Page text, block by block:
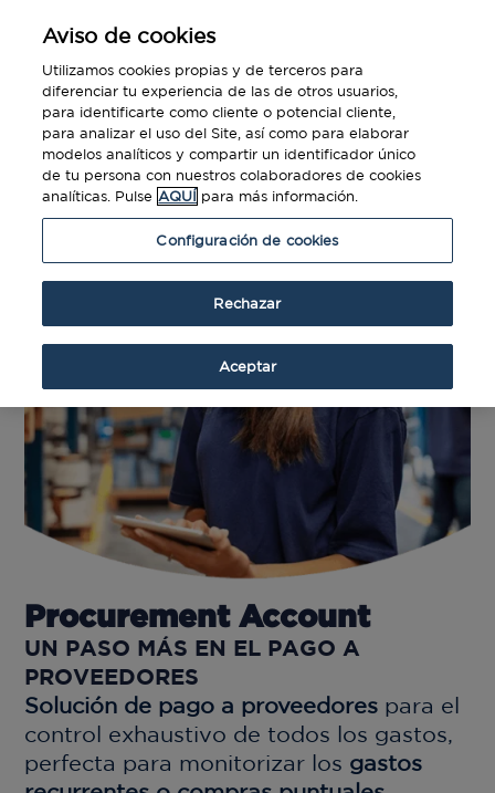
Procurement Account
UN PASO MÁS EN EL PAGO A
PROVEEDORES
Solución de pago a proveedores para el
control exhaustivo de todos los gastos,
perfecta para monitorizar los gastos
Aviso de cookies
Utilizamos cookies propias y de terceros para
diferenciar tu experiencia de las de otros usuarios,
para identificarte como cliente o potencial cliente,
para analizar el uso del Site, así como para elaborar
modelos analíticos y compartir un identificador único
de tu persona con nuestros colaboradores de cookies
analíticas. Pulse AQUÍ para más información.
Configuración de cookies
Rechazar
Aceptar